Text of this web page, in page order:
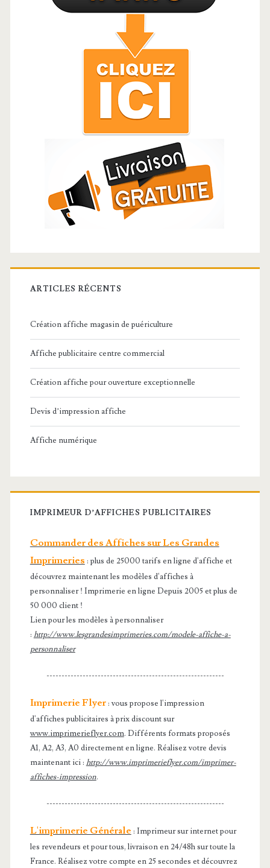
ARTICLES RÉCENTS
Création affiche magasin de puériculture
Affiche publicitaire centre commercial
Création affiche pour ouverture exceptionnelle
Devis d’impression affiche
Affiche numérique
IMPRIMEUR D’AFFICHES PUBLICITAIRES
Commander des Affiches sur Les Grandes
Imprimeries : plus de 25000 tarifs en ligne d'affiche et
découvrez maintenant les modèles d'affiches à
personnaliser ! Imprimerie en ligne Depuis 2005 et plus de
50 000 client !
Lien pour les modèles à personnaliser
: http://www.lesgrandesimprimeries.com/modele-affiche-a-
personnaliser
-----------------------------------------------------------
Imprimerie Flyer: vous propose l'impression
d'affiches publicitaires à prix discount sur
www.imprimerieflyer.com. Différents formats proposés
A1, A2, A3, A0 directement en ligne. Réalisez votre devis
maintenant ici : http://www.imprimerieflyer.com/imprimer-
affiches-impression.
-----------------------------------------------------------
L'imprimerie Générale : Imprimeur sur internet pour
les revendeurs et pour tous, livraison en 24/48h sur toute la
France. Réalisez votre compte en 25 secondes et découvrez